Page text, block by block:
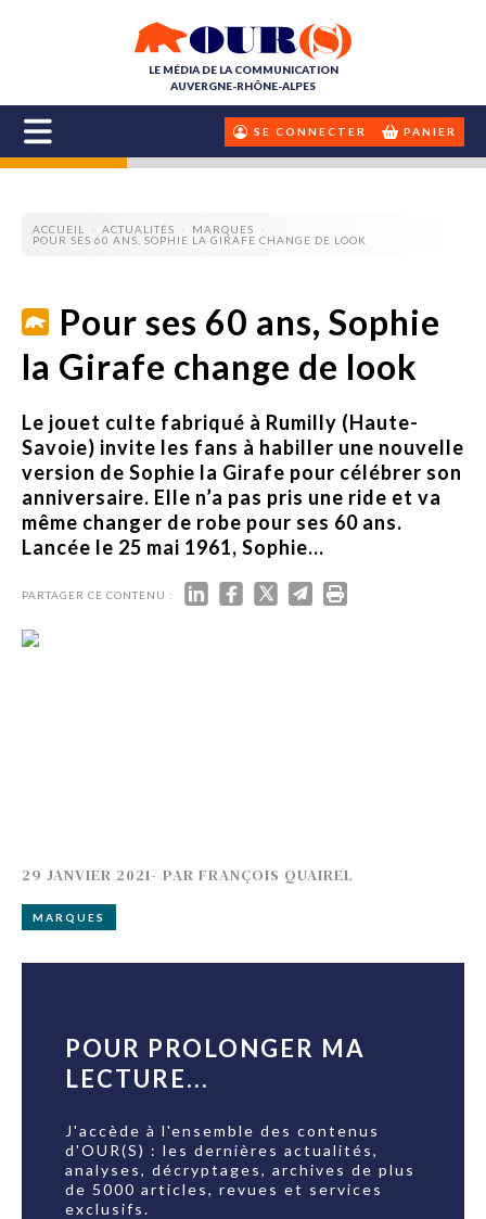
LE MÉDIA DE LA COMMUNICATION
AUVERGNE-RHÔNE-ALPES
SE CONNECTER PANIER
ACCUEIL ACTUALITÉS
MARQUES
POUR SES 60 ANS, SOPHIE LA GIRAFE CHANGE DE LOOK
Pour ses 60 ans, Sophie
la Girafe change de look
Le jouet culte fabriqué à Rumilly (Haute-
Savoie) invite les fans à habiller une nouvelle
version de Sophie la Girafe pour célébrer son
anniversaire. Elle n’a pas pris une ride et va
même changer de robe pour ses 60 ans.
Lancée le 25 mai 1961, Sophie...
PARTAGER CE CONTENU :
29 JANVIER 2021- PAR FRANÇOIS QUAIREL
MARQUES
POUR PROLONGER MA
LECTURE...
J'accède à l'ensemble des contenus
d'OUR(S) : les dernières actualités,
analyses, décryptages, archives de plus
de 5000 articles, revues et services
exclusifs.